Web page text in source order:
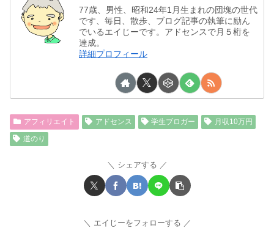
77歳、男性、昭和24年1月生まれの団塊の世代
です、毎日、散歩、ブログ記事の執筆に励ん
でいるエイじーです。アドセンスで月５桁を
達成。
詳細プロフィール
アフィリエイト アドセンス 学生ブロガー
月収10万円
道のり
シェアする
エイじーをフォローする